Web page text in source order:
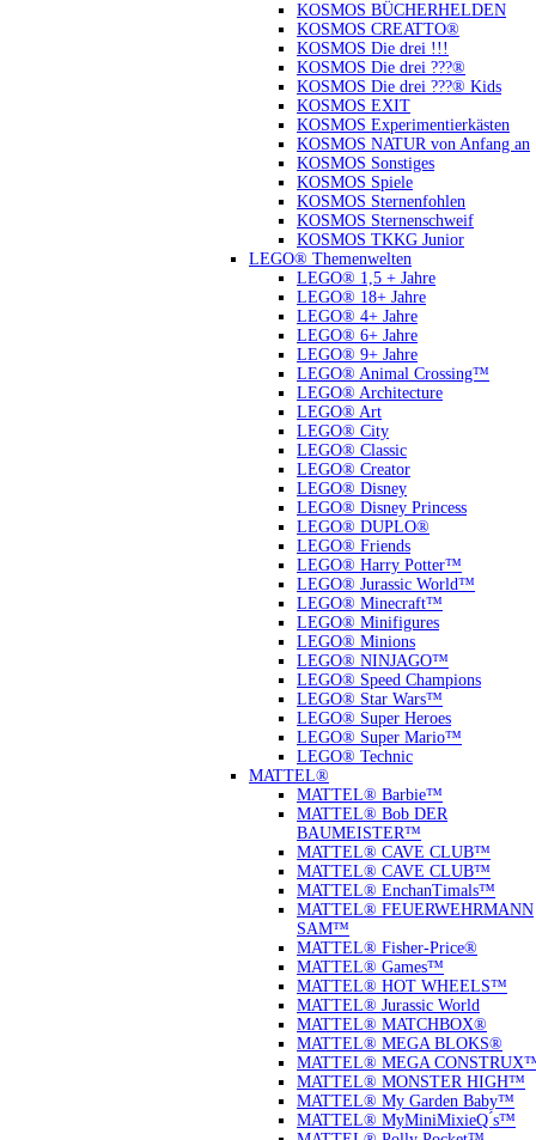
KOSMOS BÜCHERHELDEN
KOSMOS CREATTO®
KOSMOS Die drei !!!
KOSMOS Die drei ???®
KOSMOS Die drei ???® Kids
KOSMOS EXIT
KOSMOS Experimentierkästen
KOSMOS NATUR von Anfang an
KOSMOS Sonstiges
KOSMOS Spiele
KOSMOS Sternenfohlen
KOSMOS Sternenschweif
KOSMOS TKKG Junior
LEGO® Themenwelten
LEGO® 1,5 + Jahre
LEGO® 18+ Jahre
LEGO® 4+ Jahre
LEGO® 6+ Jahre
LEGO® 9+ Jahre
LEGO® Animal Crossing™
LEGO® Architecture
LEGO® Art
LEGO® City
LEGO® Classic
LEGO® Creator
LEGO® Disney
LEGO® Disney Princess
LEGO® DUPLO®
LEGO® Friends
LEGO® Harry Potter™
LEGO® Jurassic World™
LEGO® Minecraft™
LEGO® Minifigures
LEGO® Minions
LEGO® NINJAGO™
LEGO® Speed Champions
LEGO® Star Wars™
LEGO® Super Heroes
LEGO® Super Mario™
LEGO® Technic
MATTEL®
MATTEL® Barbie™
MATTEL® Bob DER
BAUMEISTER™
MATTEL® CAVE CLUB™
MATTEL® CAVE CLUB™
MATTEL® EnchanTimals™
MATTEL® FEUERWEHRMANN
SAM™
MATTEL® Fisher-Price®
MATTEL® Games™
MATTEL® HOT WHEELS™
MATTEL® Jurassic World
MATTEL® MATCHBOX®
MATTEL® MEGA BLOKS®
MATTEL® MEGA
MATTEL® MONSTER HIGH™
MATTEL® My Garden Baby™
MATTEL® MyMiniMixieQ ́s™